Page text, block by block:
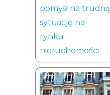
pomysł na trudną
sytuację na
rynku
nieruchomości